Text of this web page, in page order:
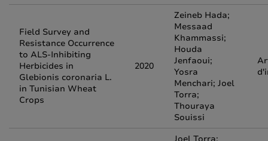
Field Survey and
Resistance Occurrence
to ALS-Inhibiting
Herbicides in
Glebionis coronaria L.
in Tunisian Wheat
Crops
2020
Zeineb Hada;
Messaad
Khammassi;
Houda
Jenfaoui;
Yosra
Menchari; Joel
Torra;
Thouraya
Souissi